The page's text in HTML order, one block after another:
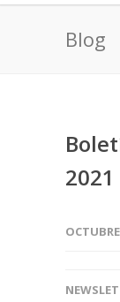
Blog
2021